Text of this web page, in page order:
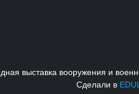
выставка вооружения и
Сделали в